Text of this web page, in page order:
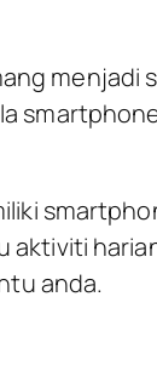
menjadi
anda.